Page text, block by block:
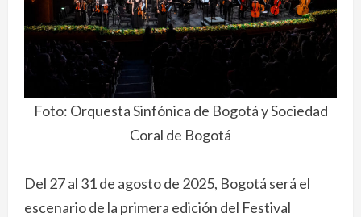
Foto: Orquesta Sinfónica de Bogotá y Sociedad
Coral de Bogotá
Del 27 al 31 de agosto de 2025, Bogotá será el
escenario de la primera edición del Festival